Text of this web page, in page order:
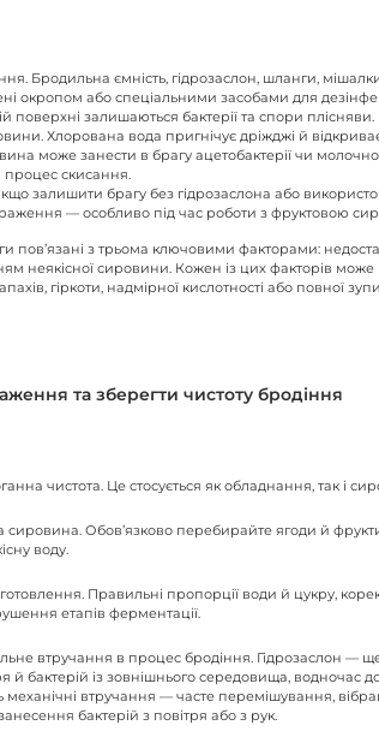
Бродильна ємність, гідрозаслон, шланги, мішалки
окропом або спеціальними засобами для
поверхні залишаються бактерії та спори плісняви.
Хлорована вода пригнічує дріжджі й
може занести в брагу ацетобактерії чи
скисання.
Якщо залишити брагу без гідрозаслона або
— особливо під час роботи з фруктовою
з трьома ключовими факторами:
неякісної сировини. Кожен із цих факторів
гіркоти, надмірної кислотності або повної
та зберегти чистоту бродіння
чистота. Це стосується як обладнання, так і
сировина. Обов’язково перебирайте ягоди й
воду.
Правильні пропорції води й цукру,
етапів ферментації.
втручання в процес бродіння. Гідрозаслон —
й бактерій із зовнішнього середовища, водночас
втручання — часте перемішування,
бактерій з повітря або з рук.